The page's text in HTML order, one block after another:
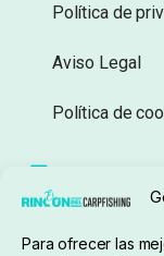
Para ofrecer las
Política de
Aviso Legal
Política de